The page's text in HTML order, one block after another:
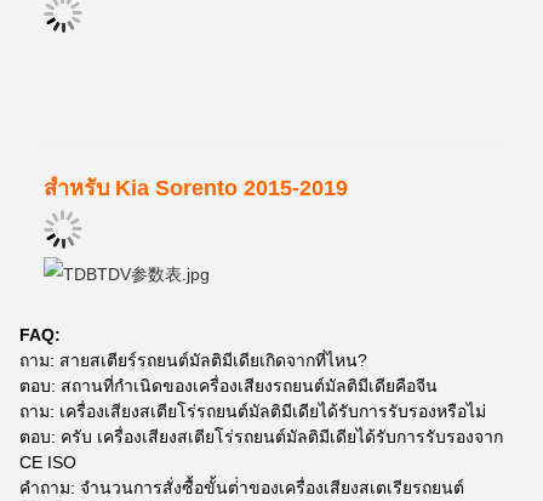
สําหรับ Kia Sorento 2015-2019
FAQ:
ถาม: สายสเตียร์รถยนต์มัลติมีเดียเกิดจากที่ไหน?
ตอบ: สถานที่กําเนิดของเครื่องเสียงรถยนต์มัลติมีเดียคือจีน
ถาม: เครื่องเสียงสเตียโร่รถยนต์มัลติมีเดียได้รับการรับรองหรือไม่
ตอบ: ครับ เครื่องเสียงสเตียโร่รถยนต์มัลติมีเดียได้รับการรับรองจาก
CE ISO
คําถาม: จํานวนการสั่งซื้อขั้นต่ําของเครื่องเสียงสเตเรียรถยนต์